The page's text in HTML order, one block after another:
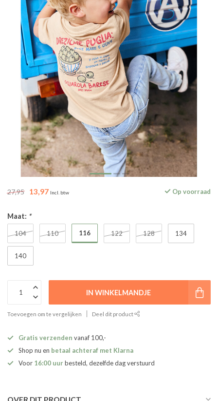
27,95 13,97 Incl. btw Op voorraad
Maat: *
104 110 116 122 128 134
140
IN WINKELMANDJE
Toevoegen om te vergelijken Deel dit product
Gratis verzenden vanaf 100,-
Shop nu en betaal achteraf met Klarna
Voor 16:00 uurbesteld, dezelfde dag verstuurd